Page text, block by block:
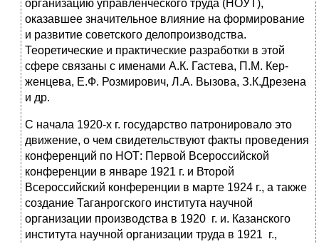
организацию управленческого труда (НОУТ),
оказавшее значительное влияние на формирование
и раз­витие советского делопроизводства.
Теоретические и практические разработки в этой
сфере связаны с именами А.К. Гастева, П.М. Кер­
женцева, Е.Ф. Розмирович, Л.А. Вызова, З.К.Дрезена
и др.
С начала 1920-х г. государство патронировало это
движение, о чем свидетельствуют факты проведения
конференций по НОТ: Первой Всероссийской
конференции в январе 1921 г. и Второй
Всероссийский конференции в марте 1924 г., а также
создание Таганрогского института научной
организации производства в 1920 г. и. Казанского
института научной организации труда в 1921 г.,